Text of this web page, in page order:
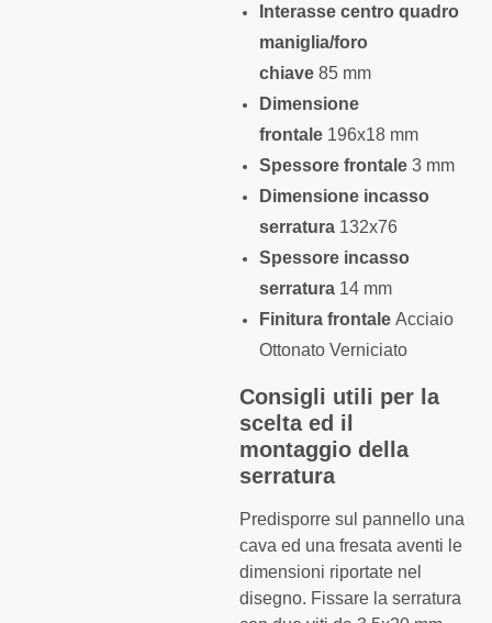
Interasse centro quadro
maniglia/foro
chiave 85 mm
Dimensione
frontale 196x18 mm
Spessore frontale 3 mm
Dimensione incasso
serratura 132x76
Spessore incasso
serratura 14 mm
Finitura frontale Acciaio
Ottonato Verniciato
Consigli utili per la
scelta ed il
montaggio della
serratura
Predisporre sul pannello una
cava ed una fresata aventi le
dimensioni riportate nel
disegno. Fissare la serratura